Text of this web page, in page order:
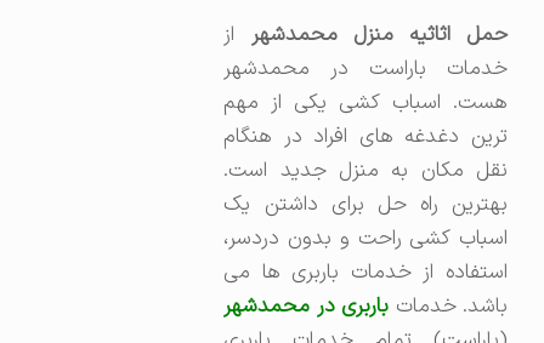
حمل اثاثیه منزل محمدشهراز
خدمات باراست در محمدشهر
هست. اسباب کشی یکی از مهم
ترین دغدغه های افراد در هنگام
نقل مکان به منزل جدید است.
بهترین راه حل برای داشتن یک
اسباب کشی راحت و بدون دردسر،
استفاده از خدمات باربری ها می
باشد. خدماتباربری در محمدشهر